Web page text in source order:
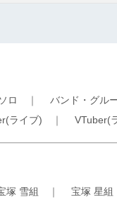
ロ ｜ バンド・グル
ライブ) ｜ VTuber(
塚 雪組 ｜ 宝塚 星組